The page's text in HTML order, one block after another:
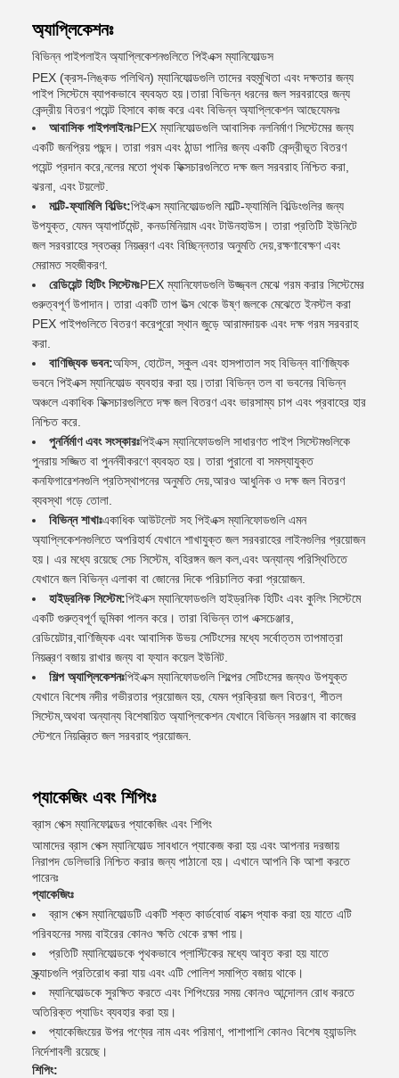
অ্যাপ্লিকেশনঃ
বিভিন্ন পাইপলাইন অ্যাপ্লিকেশনগুলিতে পিইএক্স ম্যানিফোল্ডস
PEX (ক্রস-লিঙ্কড পলিথিন) ম্যানিফোল্ডগুলি তাদের বহুমুখিতা এবং দক্ষতার জন্য
পাইপ সিস্টেমে ব্যাপকভাবে ব্যবহৃত হয়।তারা বিভিন্ন ধরনের জল সরবরাহের জন্য
কেন্দ্রীয় বিতরণ পয়েন্ট হিসাবে কাজ করে এবং বিভিন্ন অ্যাপ্লিকেশন আছেযেমনঃ
আবাসিক পাইপলাইনঃPEX ম্যানিফোল্ডগুলি আবাসিক নলনির্মাণ সিস্টেমের জন্য
একটি জনপ্রিয় পছন্দ। তারা গরম এবং ঠান্ডা পানির জন্য একটি কেন্দ্রীভূত বিতরণ
পয়েন্ট প্রদান করে,নলের মতো পৃথক ফিক্সচারগুলিতে দক্ষ জল সরবরাহ নিশ্চিত করা,
ঝরনা, এবং টয়লেট.
মাল্টি-ফ্যামিলি বিল্ডিং:পিইএক্স ম্যানিফোল্ডগুলি মাল্টি-ফ্যামিলি বিল্ডিংগুলির জন্য
উপযুক্ত, যেমন অ্যাপার্টমেন্ট, কনডমিনিয়াম এবং টাউনহাউস। তারা প্রতিটি ইউনিটে
জল সরবরাহের স্বতন্ত্র নিয়ন্ত্রণ এবং বিচ্ছিন্নতার অনুমতি দেয়,রক্ষণাবেক্ষণ এবং
মেরামত সহজীকরণ.
রেডিয়েন্ট হিটিং সিস্টেমঃPEX ম্যানিফোডগুলি উজ্জ্বল মেঝে গরম করার সিস্টেমের
গুরুত্বপূর্ণ উপাদান। তারা একটি তাপ উত্স থেকে উষ্ণ জলকে মেঝেতে ইনস্টল করা
PEX পাইপগুলিতে বিতরণ করেপুরো স্থান জুড়ে আরামদায়ক এবং দক্ষ গরম সরবরাহ
করা.
বাণিজ্যিক ভবন:অফিস, হোটেল, স্কুল এবং হাসপাতাল সহ বিভিন্ন বাণিজ্যিক
ভবনে পিইএক্স ম্যানিফোল্ড ব্যবহার করা হয়।তারা বিভিন্ন তল বা ভবনের বিভিন্ন
অঞ্চলে একাধিক ফিক্সচারগুলিতে দক্ষ জল বিতরণ এবং ভারসাম্য চাপ এবং প্রবাহের হার
নিশ্চিত করে.
পুনর্নির্মাণ এবং সংস্কারঃপিইএক্স ম্যানিফোডগুলি সাধারণত পাইপ সিস্টেমগুলিকে
পুনরায় সজ্জিত বা পুনর্নবীকরণে ব্যবহৃত হয়। তারা পুরানো বা সমস্যাযুক্ত
কনফিগারেশনগুলি প্রতিস্থাপনের অনুমতি দেয়,আরও আধুনিক ও দক্ষ জল বিতরণ
ব্যবস্থা গড়ে তোলা.
বিভিন্ন শাখাঃএকাধিক আউটলেট সহ পিইএক্স ম্যানিফোডগুলি এমন
অ্যাপ্লিকেশনগুলিতে অপরিহার্য যেখানে শাখাযুক্ত জল সরবরাহের লাইনগুলির প্রয়োজন
হয়। এর মধ্যে রয়েছে সেচ সিস্টেম, বহিরঙ্গন জল কল,এবং অন্যান্য পরিস্থিতিতে
যেখানে জল বিভিন্ন এলাকা বা জোনের দিকে পরিচালিত করা প্রয়োজন.
হাইড্রনিক সিস্টেম:পিইএক্স ম্যানিফোডগুলি হাইড্রনিক হিটিং এবং কুলিং সিস্টেমে
একটি গুরুত্বপূর্ণ ভূমিকা পালন করে। তারা বিভিন্ন তাপ এক্সচেঞ্জার,
রেডিয়েটার,বাণিজ্যিক এবং আবাসিক উভয় সেটিংসের মধ্যে সর্বোত্তম তাপমাত্রা
নিয়ন্ত্রণ বজায় রাখার জন্য বা ফ্যান কয়েল ইউনিট.
শিল্প অ্যাপ্লিকেশনঃপিইএক্স ম্যানিফোডগুলি শিল্পের সেটিংসের জন্যও উপযুক্ত
যেখানে বিশেষ নদীর গভীরতার প্রয়োজন হয়, যেমন প্রক্রিয়া জল বিতরণ, শীতল
সিস্টেম,অথবা অন্যান্য বিশেষায়িত অ্যাপ্লিকেশন যেখানে বিভিন্ন সরঞ্জাম বা কাজের
স্টেশনে নিয়ন্ত্রিত জল সরবরাহ প্রয়োজন.
প্যাকেজিং এবং শিপিংঃ
ব্রাস পেক্স ম্যানিফোল্ডের প্যাকেজিং এবং শিপিং
আমাদের ব্রাস পেক্স ম্যানিফোল্ড সাবধানে প্যাকেজ করা হয় এবং আপনার দরজায়
নিরাপদ ডেলিভারি নিশ্চিত করার জন্য পাঠানো হয়। এখানে আপনি কি আশা করতে
পারেনঃ
প্যাকেজিংঃ
ব্রাস পেক্স ম্যানিফোল্ডটি একটি শক্ত কার্ডবোর্ড বাক্সে প্যাক করা হয় যাতে এটি
পরিবহনের সময় বাইরের কোনও ক্ষতি থেকে রক্ষা পায়।
প্রতিটি ম্যানিফোল্ডকে পৃথকভাবে প্লাস্টিকের মধ্যে আবৃত করা হয় যাতে
স্ক্র্যাচগুলি প্রতিরোধ করা যায় এবং এটি পোলিশ সমাপ্তি বজায় থাকে।
ম্যানিফোল্ডকে সুরক্ষিত করতে এবং শিপিংয়ের সময় কোনও আন্দোলন রোধ করতে
অতিরিক্ত প্যাডিং ব্যবহার করা হয়।
প্যাকেজিংয়ের উপর পণ্যের নাম এবং পরিমাণ, পাশাপাশি কোনও বিশেষ হ্যান্ডলিং
নির্দেশাবলী রয়েছে।
শিপিং: